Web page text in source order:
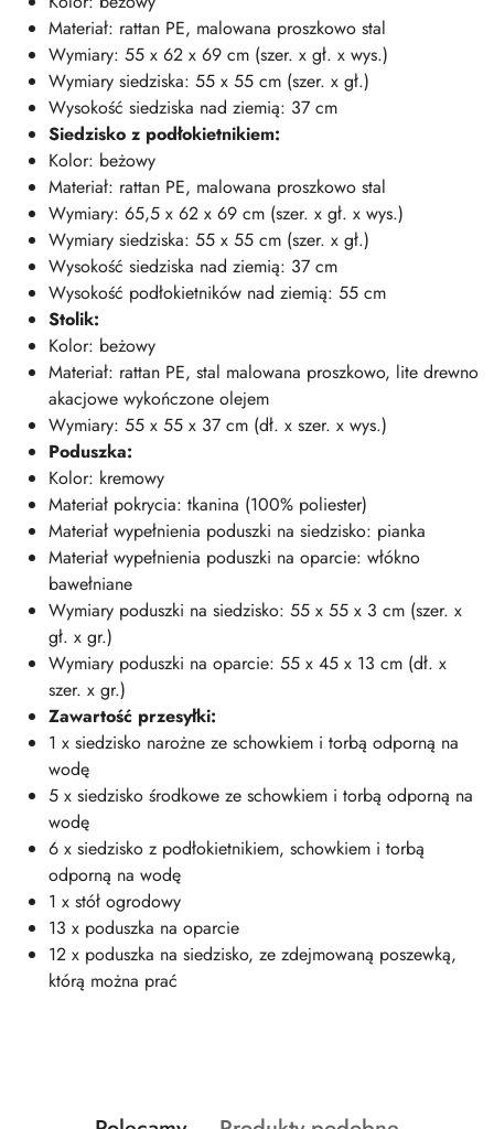
Materiał: rattan PE, malowana proszkowo stal
Wymiary: 55 x 62 x 69 cm (szer. x gł. x wys.)
Wymiary siedziska: 55 x 55 cm (szer. x gł.)
Wysokość siedziska nad ziemią: 37 cm
Siedzisko z podłokietnikiem:
Kolor: beżowy
Materiał: rattan PE, malowana proszkowo stal
Wymiary: 65,5 x 62 x 69 cm (szer. x gł. x wys.)
Wymiary siedziska: 55 x 55 cm (szer. x gł.)
Wysokość siedziska nad ziemią: 37 cm
Wysokość podłokietników nad ziemią: 55 cm
Stolik:
Kolor: beżowy
Materiał: rattan PE, stal malowana proszkowo, lite drewno
akacjowe wykończone olejem
Wymiary: 55 x 55 x 37 cm (dł. x szer. x wys.)
Poduszka:
Kolor: kremowy
Materiał pokrycia: tkanina (100% poliester)
Materiał wypełnienia poduszki na siedzisko: pianka
Materiał wypełnienia poduszki na oparcie: włókno
bawełniane
Wymiary poduszki na siedzisko: 55 x 55 x 3 cm (szer. x
gł. x gr.)
Wymiary poduszki na oparcie: 55 x 45 x 13 cm (dł. x
szer. x gr.)
Zawartość przesyłki:
1 x siedzisko narożne ze schowkiem i torbą odporną na
wodę
5 x siedzisko środkowe ze schowkiem i torbą odporną na
wodę
6 x siedzisko z podłokietnikiem, schowkiem i torbą
odporną na wodę
1 x stół ogrodowy
13 x poduszka na oparcie
12 x poduszka na siedzisko, ze zdejmowaną poszewką,
którą można prać